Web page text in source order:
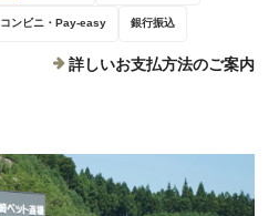
コンビニ・Pay-easy 銀行振込
詳しいお支払方法のご案内